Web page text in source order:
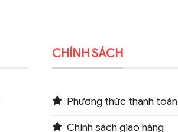
CHÍNH SÁCH
Phương thức thanh toán
Chính sách giao hàng